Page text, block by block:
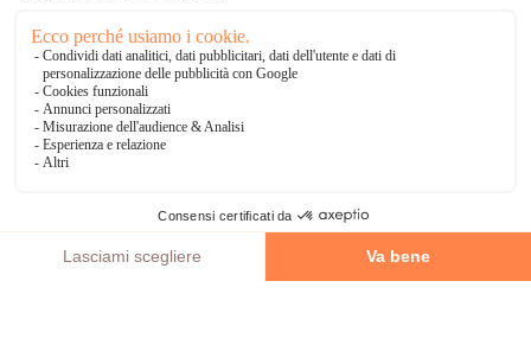
*Soluzioni di consegna
Delivengo Domicilio Internazionale